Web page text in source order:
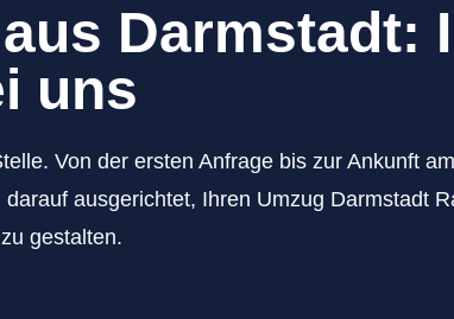
Darmstadt:
uns
Von der ersten Anfrage bis zur Ankunft
ausgerichtet, Ihren Umzug Darmstadt
gestalten.